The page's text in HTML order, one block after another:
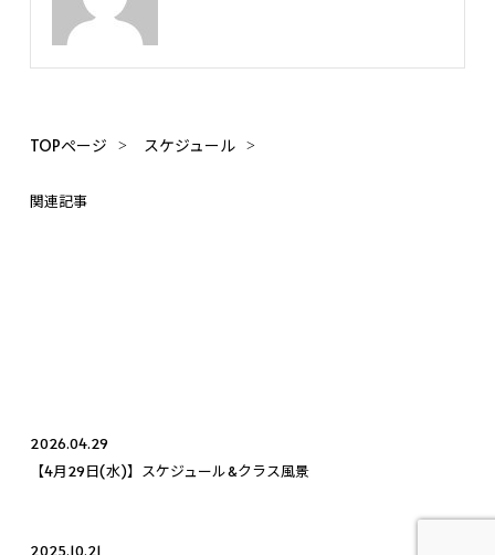
TOPページ スケジュール
関連記事
2026.04.29
【4月29日(水)】スケジュール&クラス風景
2025.10.21